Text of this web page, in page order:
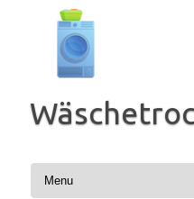
springen